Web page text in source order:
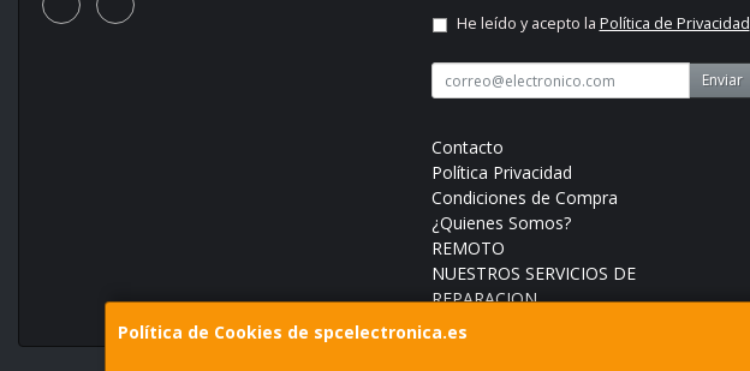
Política de Cookies de spcelectronica.es
He leído y acepto la Política de Privacidad
Enviar
Contacto
Política Privacidad
Condiciones de Compra
¿Quienes Somos?
REMOTO
NUESTROS SERVICIOS DE
REPARACION